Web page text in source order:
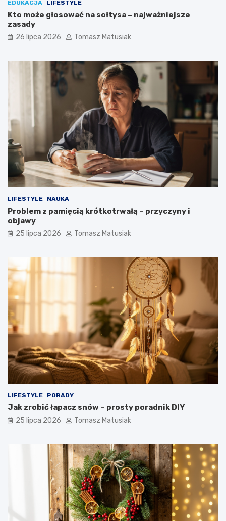
EDUKACJA LIFESTYLE
Kto może głosować na sołtysa – najważniejsze
zasady
26 lipca 2026 Tomasz Matusiak
LIFESTYLE NAUKA
Problem z pamięcią krótkotrwałą – przyczyny i
objawy
25 lipca 2026 Tomasz Matusiak
LIFESTYLE PORADY
Jak zrobić łapacz snów – prosty poradnik DIY
25 lipca 2026 Tomasz Matusiak